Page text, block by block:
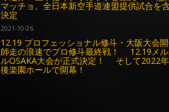
マッチョ、全日本新空手道連盟提供試合を
決定
2021-10-26
12.19 プロフェッショナル修斗・大阪大会
師走の浪速でプロ修斗最終戦！ 12.19メ
ルOSAKA大会が正式決定！ そして2022
後楽園ホールで開幕！